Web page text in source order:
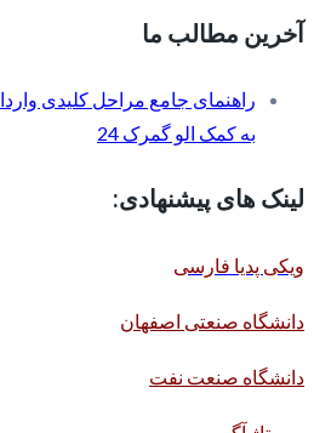
آخرین مطالب ما
راهنمای جامع مراحل کلیدی
به کمک الو گمرک 24
لینک های پیشنهادی:
ویکی پدیا فارسی
دانشگاه صنعتی اصفهان
دانشگاه صنعت نفت